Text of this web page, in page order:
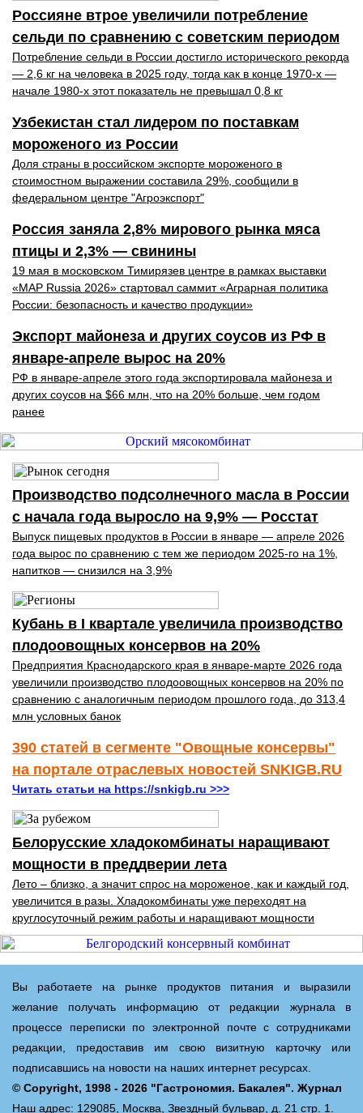
Россияне втрое увеличили потребление
сельди по сравнению с советским периодом
Потребление сельди в России достигло исторического рекорда
— 2,6 кг на человека в 2025 году, тогда как в конце 1970-х —
начале 1980-х этот показатель не превышал 0,8 кг
Узбекистан стал лидером по поставкам
мороженого из России
Доля страны в российском экспорте мороженого в
стоимостном выражении составила 29%, сообщили в
федеральном центре "Агроэкспорт"
Россия заняла 2,8% мирового рынка мяса
птицы и 2,3% — свинины
19 мая в московском Тимирязев центре в рамках выставки
«MAP Russia 2026» стартовал саммит «Аграрная политика
России: безопасность и качество продукции»
Экспорт майонеза и других соусов из РФ в
январе-апреле вырос на 20%
РФ в январе-апреле этого года экспортировала майонеза и
других соусов на $66 млн, что на 20% больше, чем годом
ранее
Производство подсолнечного масла в России
с начала года выросло на 9,9% — Росстат
Выпуск пищевых продуктов в России в январе — апреле 2026
года вырос по сравнению с тем же периодом 2025-го на 1%,
напитков — снизился на 3,9%
Кубань в I квартале увеличила производство
плодоовощных консервов на 20%
Предприятия Краснодарского края в январе-марте 2026 года
увеличили производство плодоовощных консервов на 20% по
сравнению с аналогичным периодом прошлого года, до 313,4
млн условных банок
390 статей в сегменте "Овощные консервы"
на портале отраслевых новостей SNKIGB.RU
Читать статьи на https://snkigb.ru >>>
Белорусские хладокомбинаты наращивают
мощности в преддверии лета
Лето – близко, а значит спрос на мороженое, как и каждый год,
увеличится в разы. Хладокомбинаты уже переходят на
круглосуточный режим работы и наращивают мощности
Вы работаете на рынке продуктов питания и выразили
желание получать информацию от редакции журнала в
процессе переписки по электронной почте с сотрудниками
редакции, предоставив им свою визитную карточку или
подписавшись на новости на наших интернет ресурсах.
© Copyright, 1998 - 2026 "Гастрономия. Бакалея". Журнал
Наш адрес: 129085, Москва, Звездный бульвар, д. 21 стр. 1.